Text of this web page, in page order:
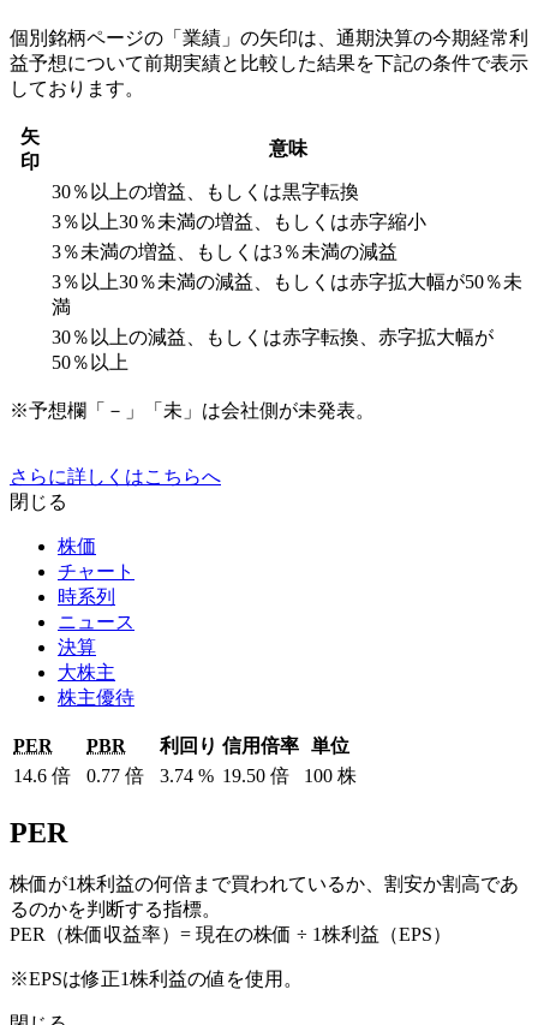
個別銘柄ページの「業績」の矢印は、通期決算の今期経常利
益予想について前期実績と比較した結果を下記の条件で表示
しております。
矢
印
意味
30％以上の増益、もしくは黒字転換
3％以上30％未満の増益、もしくは赤字縮小
3％未満の増益、もしくは3％未満の減益
3％以上30％未満の減益、もしくは赤字拡大幅が50％未
満
30％以上の減益、もしくは赤字転換、赤字拡大幅が
50％以上
※予想欄「－」「未」は会社側が未発表。
さらに詳しくはこちらへ
閉じる
株価
チャート
時系列
ニュース
決算
大株主
株主優待
PER PBR 利回り 信用倍率 単位
14.6 倍 0.77 倍 3.74 % 19.50 倍 100 株
PER
株価が1株利益の何倍まで買われているか、割安か割高であ
るのかを判断する指標。
PER（株価収益率）= 現在の株価 ÷ 1株利益（EPS）
※EPSは修正1株利益の値を使用。